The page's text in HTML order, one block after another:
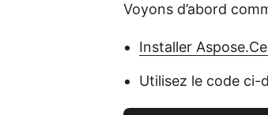
Voyons d’abord
Installer
Utilisez le code ci-